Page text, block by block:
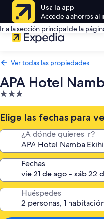
Usa la app
Accede a ahorros al
Ir a la sección principal de la
Ver todas las propiedades
APA Hotel
Propiedad
de
3.0
estrellas
Elige las fechas para
¿A dónde quieres ir?
Fechas
Huéspedes